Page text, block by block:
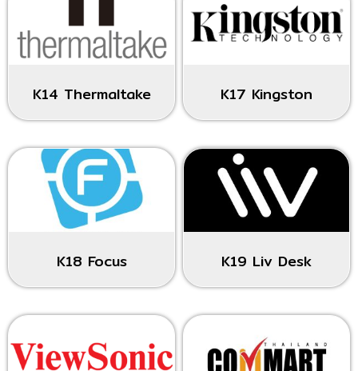
K14 Thermaltake K17 Kingston
K18 Focus K19 Liv Desk